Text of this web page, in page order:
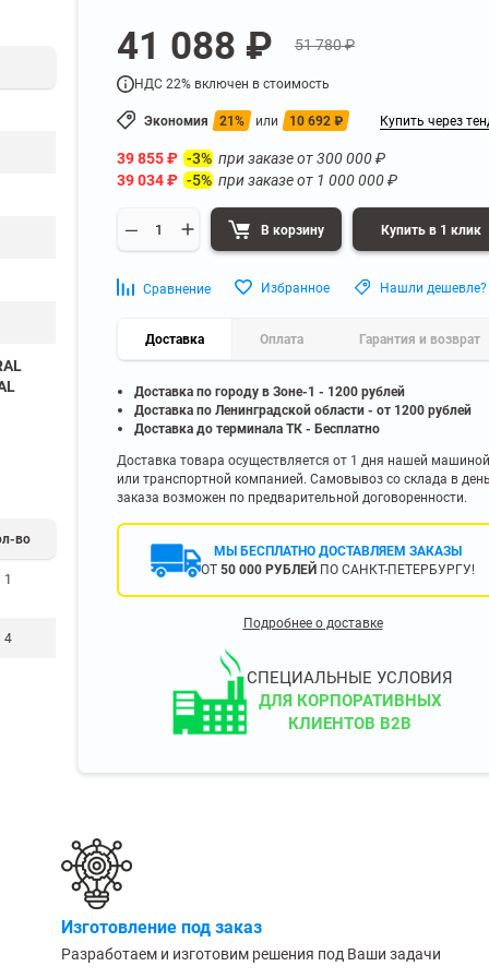
▼
документами
Для рассады и цветов
Показать еще
Невилон
Практик
Диком
Пакс-Металл
Показать еще
ПО ГЛУБИНЕ
200 мм
300 мм
350 мм
450 мм
500 мм
Показать еще▼
(до 10000 кг)
Серые
(ВОДЫ)
односторонние
Консольные
доступа
архив
Офисная мебель для бизнес-центра
Офисная мебель лофт
Офисная мебель для склада
Офисная мебель на металлокаркасе
Офисная мебель для госучреждений
во
1
4
41 088 ₽ 51 780 ₽
НДС 22% включен в стоимость
Экономия 21% или 10 692₽ Купить через
39 855₽ -3% при заказе от300 000₽
39 034₽ -5% при заказе от 1 000 000₽
В корзину Купить в 1 клик
Сравнение Избранное Нашли дешевле?
Доставка Оплата Гарантия и возврат
Доставка по городу в Зоне-1 - 1200 рублей
Доставка по Ленинградской области - от 1200 рублей
Доставка до терминала ТК - Бесплатно
Доставка товара осуществляется от 1 дня нашей машиной
или транспортной компанией. Самовывоз со склада в
заказа возможен по предварительной договоренности.
МЫ БЕСПЛАТНО ДОСТАВЛЯЕМ ЗАКАЗЫ
ОТ50 000 РУБЛЕЙ ПО САНКТ-ПЕТЕРБУРГУ!
Подробнее о доставке
СПЕЦИАЛЬНЫЕ УСЛОВИЯ
ДЛЯ КОРПОРАТИВНЫХ
КЛИЕНТОВ B2B
Изготовление под заказ
Разработаем и изготовим решения под Ваши задачи